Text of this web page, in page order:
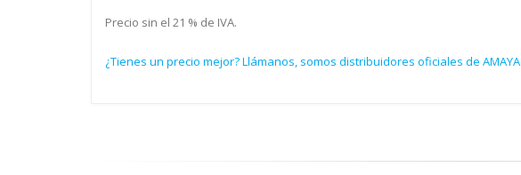
Precio sin el 21 % de IVA.
¿Tienes un precio mejor? Llámanos, somos distribuidores oficiales de AMAYA